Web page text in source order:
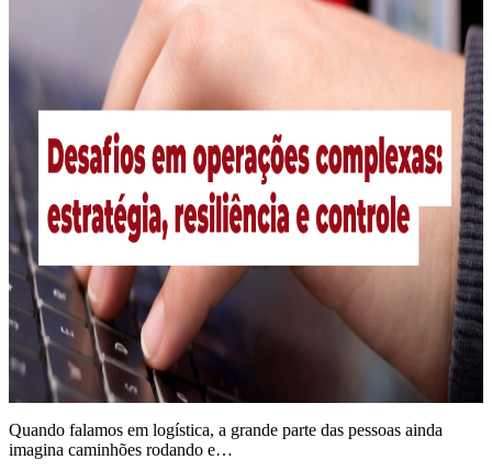
Quando falamos em logística, a grande parte das pessoas ainda
imagina caminhões rodando e…